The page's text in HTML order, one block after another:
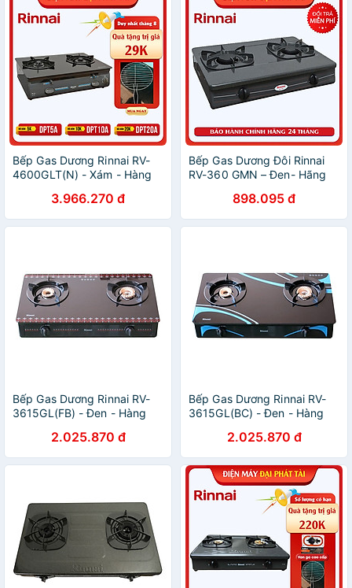
Bếp Gas Dương Rinnai RV-
4600GLT(N) - Xám - Hàng
3.966.270 đ
Bếp Gas Dương Đôi Rinnai
RV-360 GMN – Đen- Hãng
898.095 đ
Bếp Gas Dương Rinnai RV-
3615GL(FB) - Đen - Hàng
2.025.870 đ
Bếp Gas Dương Rinnai RV-
3615GL(BC) - Đen - Hàng
2.025.870 đ